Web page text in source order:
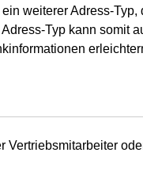
weiterer Adress-
Typ kann somit
Vertriebsmitarbeiter